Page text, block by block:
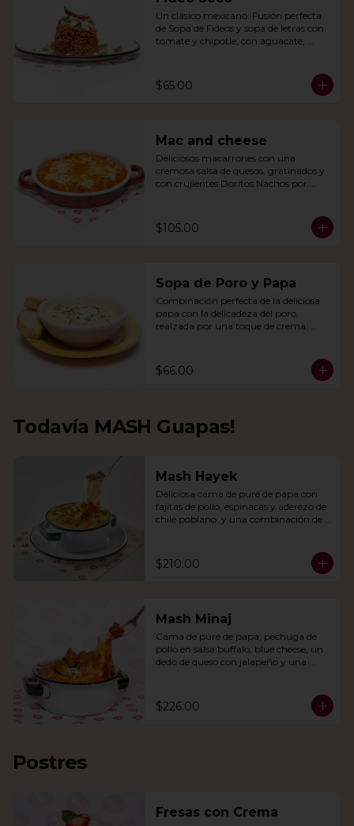
Un clásico mexicano: Fusión perfecta
de Sopa de Fideos y sopa de letras con
tomate y chipotle, con aguacate,
$65.00
Mac and cheese
Deliciosos macarrones con una
cremosa salsa de quesos, gratinados y
con crujientes Doritos Nachos por
$105.00
Sopa de Poro y Papa
Combinación perfecta de la deliciosa
papa con la delicadeza del poro,
realzada por una toque de crema,
$66.00
Todavía MASH Guapas!
Mash Hayek
Deliciosa cama de puré de papa con
fajitas de pollo, espinacas y aderezo de
chile poblano  y una combinación de
$210.00
Mash Minaj
Cama de puré de papa, pechuga de
pollo en salsa buffalo, blue cheese, un
dedo de queso con jalapeño y una
$226.00
Postres
Fresas con Crema